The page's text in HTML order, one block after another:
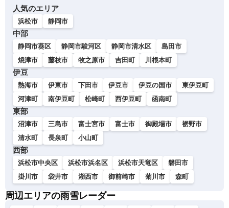
人気のエリア
浜松市 静岡市
中部
静岡市葵区 静岡市駿河区 静岡市清水区
島田市
焼津市
藤枝市 牧之原市 吉田町 川根本町
伊豆
熱海市 伊東市 下田市 伊豆市 伊豆の国市
東伊豆町
河津町
南伊豆町 松崎町 西伊豆町 函南町
東部
沼津市 三島市 富士宮市 富士市 御殿場市
裾野市
清水町
長泉町 小山町
西部
浜松市中央区 浜松市浜名区 浜松市天竜区
磐田市
掛川市
袋井市 湖西市 御前崎市 菊川市 森町
周辺エリアの雨雪レーダー